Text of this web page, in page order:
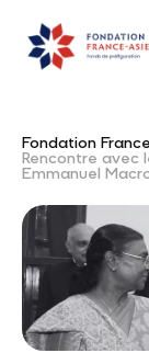
Fondation
Rencontre avec
Emmanuel